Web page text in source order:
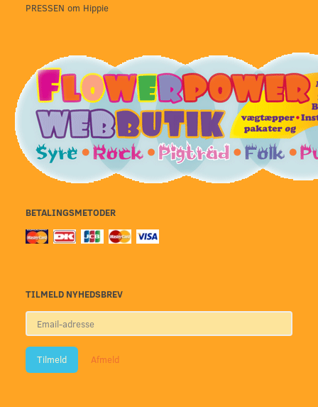
PRESSEN om Hippie
BETALINGSMETODER
TILMELD NYHEDSBREV
Email-
adresse
Tilmeld Afmeld